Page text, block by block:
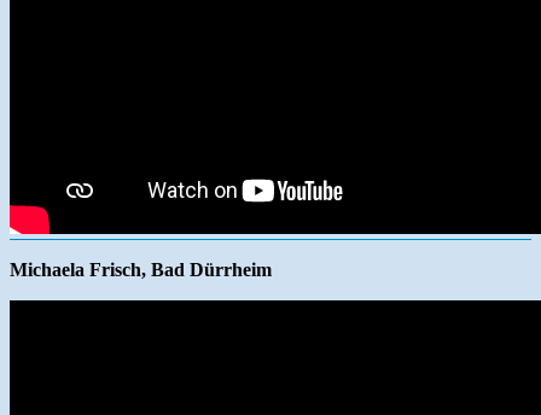
Michaela Frisch, Bad Dürrheim